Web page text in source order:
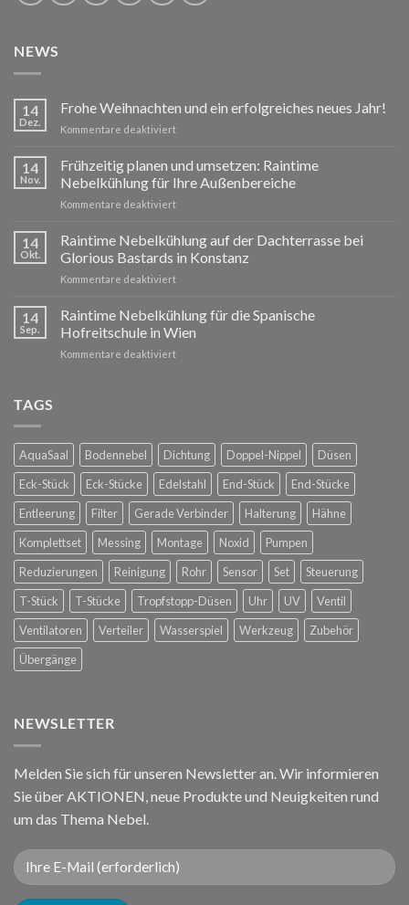
NEWS
14
Dez.
Frohe Weihnachten und ein erfolgreiches neues Jahr!
Kommentare deaktiviertfür
Weihnachten
und
ein
erfolgreiches
Jahr!
14
Nov.
Frühzeitig planen und umsetzen: Raintime
Nebelkühlung für Ihre Außenbereiche
Kommentare deaktiviertfür
planen
und
umsetzen:
Raintime
für
Ihre
14
Okt.
Raintime Nebelkühlung auf der Dachterrasse bei
Glorious Bastards in Konstanz
Kommentare deaktiviertfür
Nebelkühlung
auf
der
Dachterrasse
14
Sep.
Raintime Nebelkühlung für die Spanische
Hofreitschule in Wien
Kommentare deaktiviertfür
Hofreitschule
in
Wien
TAGS
AquaSaal Bodennebel Dichtung Doppel-Nippel
Düsen
Eck-Stück
Eck-Stücke Edelstahl End-Stück
End-Stücke
Entleerung
Filter Gerade Verbinder Halterung
Hähne
Komplettset
Messing Montage Noxid
Pumpen
Reduzierungen
Reinigung Rohr Sensor Set
Steuerung
T-Stück
T-Stücke Tropfstopp-Düsen Uhr UV
Ventil
Ventilatoren
Verteiler Wasserspiel Werkzeug
Zubehör
Übergänge
NEWSLETTER
Melden Sie sich für unseren Newsletter an. Wir informieren
Sie über AKTIONEN, neue Produkte und Neuigkeiten rund
um das Thema Nebel.